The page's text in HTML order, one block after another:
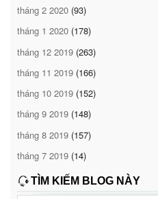
tháng 2 2020 (93)
tháng 1 2020 (178)
tháng 12 2019 (263)
tháng 11 2019 (166)
tháng 10 2019 (152)
tháng 9 2019 (148)
tháng 8 2019 (157)
tháng 7 2019 (14)
TÌM KIẾM BLOG NÀY